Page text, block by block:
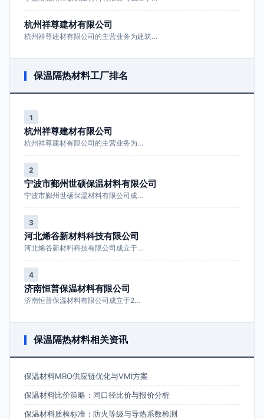
杭州祥尊建材有限公司
杭州祥尊建材有限公司的主营业务为建筑…
保温隔热材料工厂排名
1
杭州祥尊建材有限公司
杭州祥尊建材有限公司的主营业务为…
2
宁波市鄞州世硕保温材料有限公司
宁波市鄞州世硕保温材料有限公司成…
3
河北烯谷新材料科技有限公司
河北烯谷新材料科技有限公司成立于…
4
济南恒普保温材料有限公司
济南恒普保温材料有限公司成立于2…
保温隔热材料相关资讯
保温材料MRO供应链优化与VMI方案
保温材料比价策略：同口径比价与报价分析
保温材料质检标准：防火等级与导热系数检测